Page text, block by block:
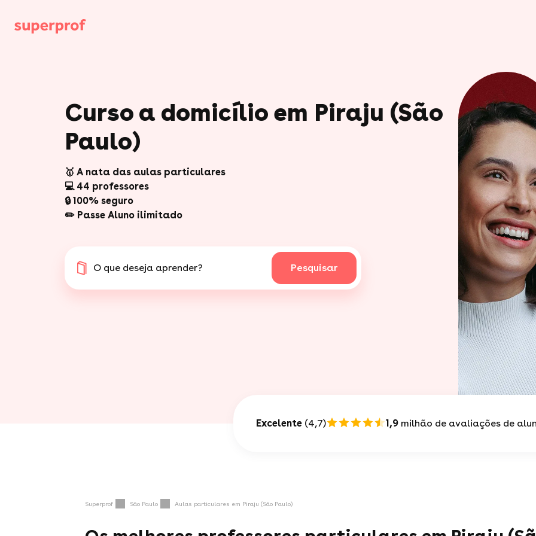
Curso a domicílio em Piraju (São
Paulo)
🥇 A nata das aulas particulares
💻 44 professores
🔒 100% seguro
✏️ Passe Aluno ilimitado
O que deseja aprender? Pesquisar
Excelente (4,7) 1,9 milhão de avaliações de
Superprof São Paulo Aulas particulares em Piraju (São Paulo)